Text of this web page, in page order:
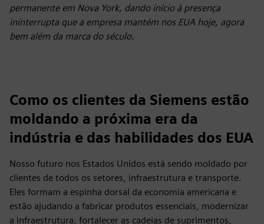
permanente em Nova York, dando início à presença
ininterrupta que a empresa mantém nos EUA hoje, agora
bem além da marca do século.
Como os clientes da Siemens estão
moldando a próxima era da
indústria e das habilidades dos EUA
Nosso futuro nos Estados Unidos está sendo moldado por
clientes de todos os setores, infraestrutura e transporte.
Eles formam a espinha dorsal da economia americana e
estão ajudando a fabricar produtos essenciais, modernizar
a infraestrutura, fortalecer as cadeias de suprimentos,